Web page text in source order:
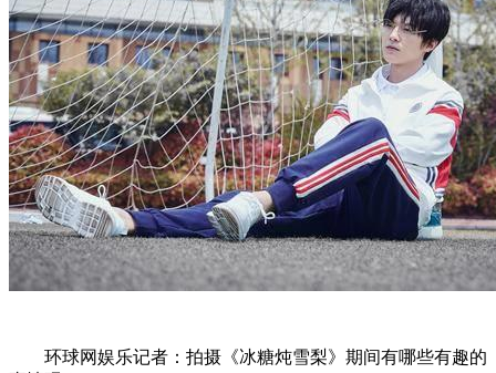
环球网娱乐记者：拍摄《冰糖炖雪梨》期间有哪些有趣的